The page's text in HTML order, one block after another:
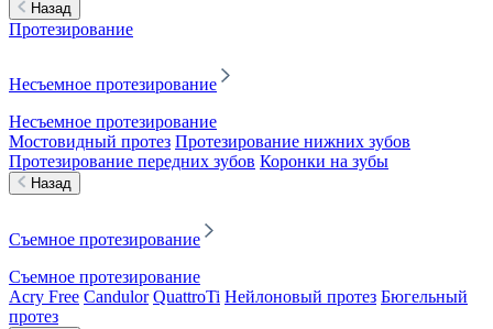
Назад
Протезирование
Несъемное протезирование
Несъемное протезирование
Мостовидный протез Протезирование нижних зубов
Протезирование передних зубов Коронки на зубы
Назад
Съемное протезирование
Съемное протезирование
Acry Free Candulor QuattroTi Нейлоновый протез Бюгельный
протез